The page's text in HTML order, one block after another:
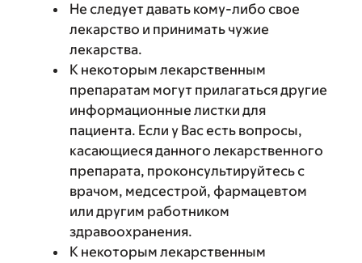
Не следует давать кому-либо свое
лекарство и принимать чужие
лекарства.
К некоторым лекарственным
препаратам могут прилагаться другие
информационные листки для
пациента. Если у Вас есть вопросы,
касающиеся данного лекарственного
препарата, проконсультируйтесь с
врачом, медсестрой, фармацевтом
или другим работником
здравоохранения.
К некоторым лекарственным